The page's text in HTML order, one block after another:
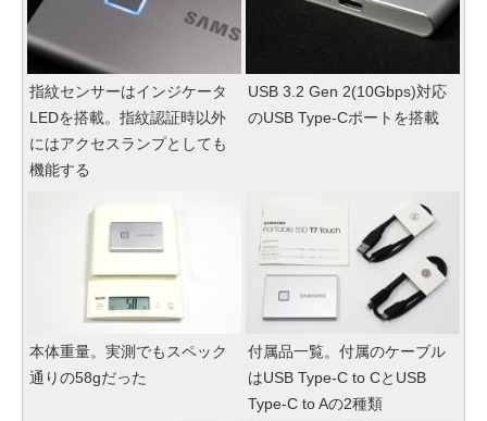
指紋センサーはインジケータ
LEDを搭載。指紋認証時以外
にはアクセスランプとしても
機能する
USB 3.2 Gen 2(10Gbps)対応
のUSB Type-Cポートを搭載
本体重量。実測でもスペック
通りの58gだった
付属品一覧。付属のケーブル
はUSB Type-C to CとUSB
Type-C to Aの2種類